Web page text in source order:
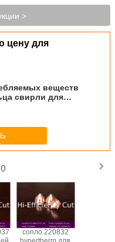
>
цену для
веществ
свирли для
сопло 220832